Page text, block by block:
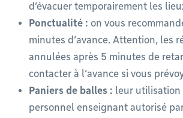
d’évacuer temporairement les
Ponctualité : on vous
minutes d’avance. Attention, les
annulées après 5 minutes de
contacter à l’avance si vous
Paniers de balles : leur utilisation
personnel enseignant autorisé